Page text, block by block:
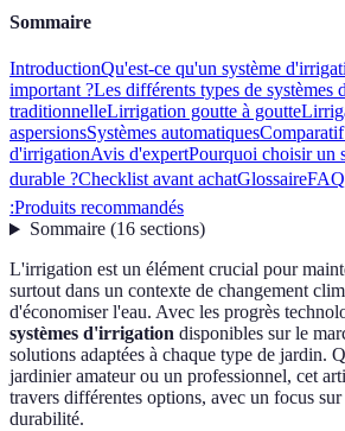
Sommaire
IntroductionQu'est-ce qu'un système
important ?Les différents types de systèmes
traditionnelleLirrigation goutte à goutte
aspersionsSystèmes automatiques
d'irrigationAvis d'expertPourquoi choisir un
durable ?Checklist avant achatGlossaireFAQ
:Produits recommandés
Sommaire(16 sections)
L'irrigation est un élément crucial pour
surtout dans un contexte de changement
d'économiser l'eau. Avec les progrès
systèmes d'irrigation disponibles sur le
solutions adaptées à chaque type de jardin.
jardinier amateur ou un professionnel, cet
travers différentes options, avec un focus
durabilité.